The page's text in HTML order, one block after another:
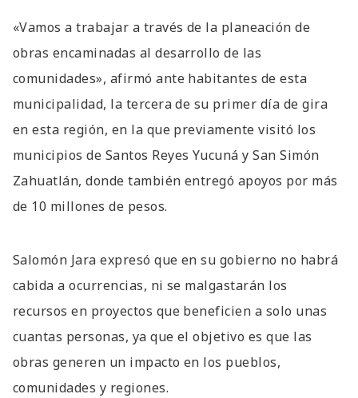
«Vamos a trabajar a través de la planeación de
obras encaminadas al desarrollo de las
comunidades», afirmó ante habitantes de esta
municipalidad, la tercera de su primer día de gira
en esta región, en la que previamente visitó los
municipios de Santos Reyes Yucuná y San Simón
Zahuatlán, donde también entregó apoyos por más
de 10 millones de pesos.
Salomón Jara expresó que en su gobierno no habrá
cabida a ocurrencias, ni se malgastarán los
recursos en proyectos que beneficien a solo unas
cuantas personas, ya que el objetivo es que las
obras generen un impacto en los pueblos,
comunidades y regiones.